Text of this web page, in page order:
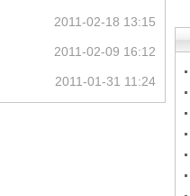
2011-02-18 13:15
2011-02-09 16:12
2011-01-31 11:24